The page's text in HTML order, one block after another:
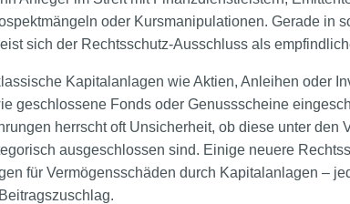
oder Kursmanipulationen. Gerade in
sich der Rechtsschutz-Ausschluss als
Kapitalanlagen wie Aktien, Anleihen oder
geschlossene Fonds oder Genussscheine
herrscht oft Unsicherheit, ob diese unter den
ausgeschlossen sind. Einige neuere
für Vermögensschäden durch Kapitalanlagen –